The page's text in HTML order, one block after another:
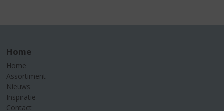
Home
Home
Assortiment
Nieuws
Inspiratie
Contact